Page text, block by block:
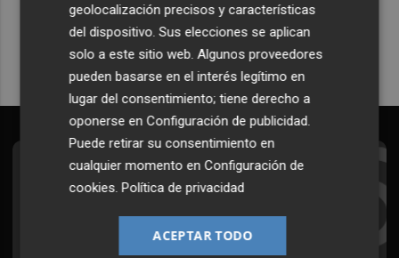
Quiero suscribirme
Suscríbete al Boletín
geolocalización precisos y características
del dispositivo. Sus elecciones se aplican
solo a este sitio web. Algunos proveedores
pueden basarse en el interés legítimo en
lugar del consentimiento; tiene derecho a
oponerse enConfiguración de publicidad
Puede retirar su consentimiento en
cualquier momento enConfiguración de
cookies .Política de privacidad
ACEPTAR TODO